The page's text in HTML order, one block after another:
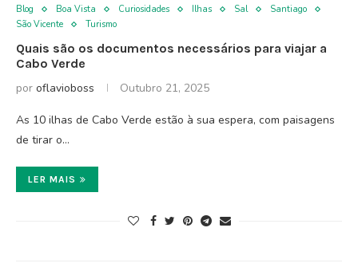
Blog Boa Vista Curiosidades Ilhas Sal
Santiago
São Vicente
Turismo
Quais são os documentos necessários para viajar a
Cabo Verde
por oflavioboss Outubro 21, 2025
As 10 ilhas de Cabo Verde estão à sua espera, com paisagens
de tirar o…
LER MAIS